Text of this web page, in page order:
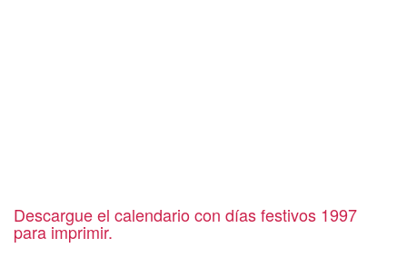
Descargue el calendario con días festivos 1997
para imprimir.